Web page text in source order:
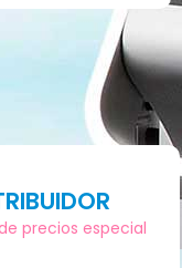
precios especial